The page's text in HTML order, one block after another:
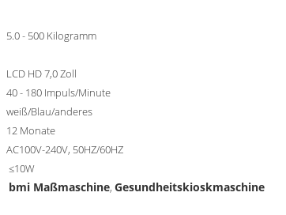
5.0 - 500 Kilogramm
LCD HD 7,0 Zoll
40 - 180 Impuls/Minute
weiß/Blau/anderes
12 Monate
AC100V-240V, 50HZ/60HZ
≤10W
bmi Maßmaschine,Gesundheitskioskmaschine